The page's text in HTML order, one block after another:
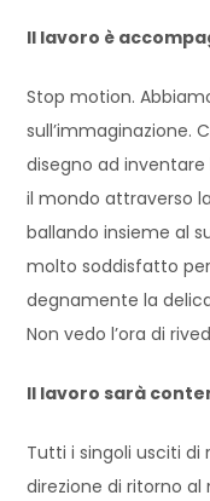
Il lavoro è
Stop motion.
sull’immaginazione.
disegno ad
il mondo attraverso
ballando insieme al
molto soddisfatto
degnamente la
Non vedo l’ora di
Il lavoro sarà
Tutti i singoli usciti
direzione di ritorno al